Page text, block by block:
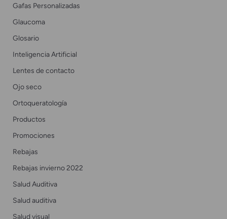
Gafas Personalizadas
Glaucoma
Glosario
Inteligencia Artificial
Lentes de contacto
Ojo seco
Ortoqueratología
Productos
Promociones
Rebajas
Rebajas invierno 2022
Salud Auditiva
Salud auditiva
Salud visual